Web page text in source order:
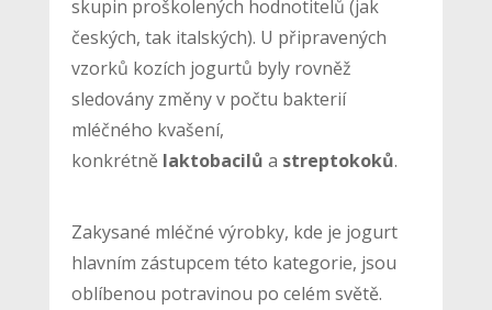
skupin proškolených hodnotitelů (jak
českých, tak italských). U připravených
vzorků kozích jogurtů byly rovněž
sledovány změny v počtu bakterií
mléčného kvašení,
konkrétně laktobacilů a streptokoků.
Zakysané mléčné výrobky, kde je jogurt
hlavním zástupcem této kategorie, jsou
oblíbenou potravinou po celém světě.